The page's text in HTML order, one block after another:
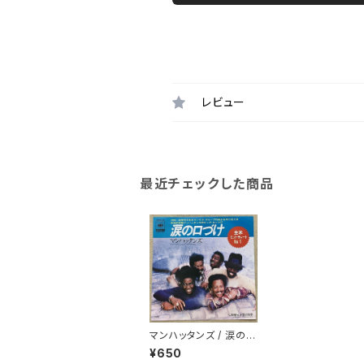
レビュー
最近チェックした商品
マンハッタンズ / 涙の口
づけ
¥650